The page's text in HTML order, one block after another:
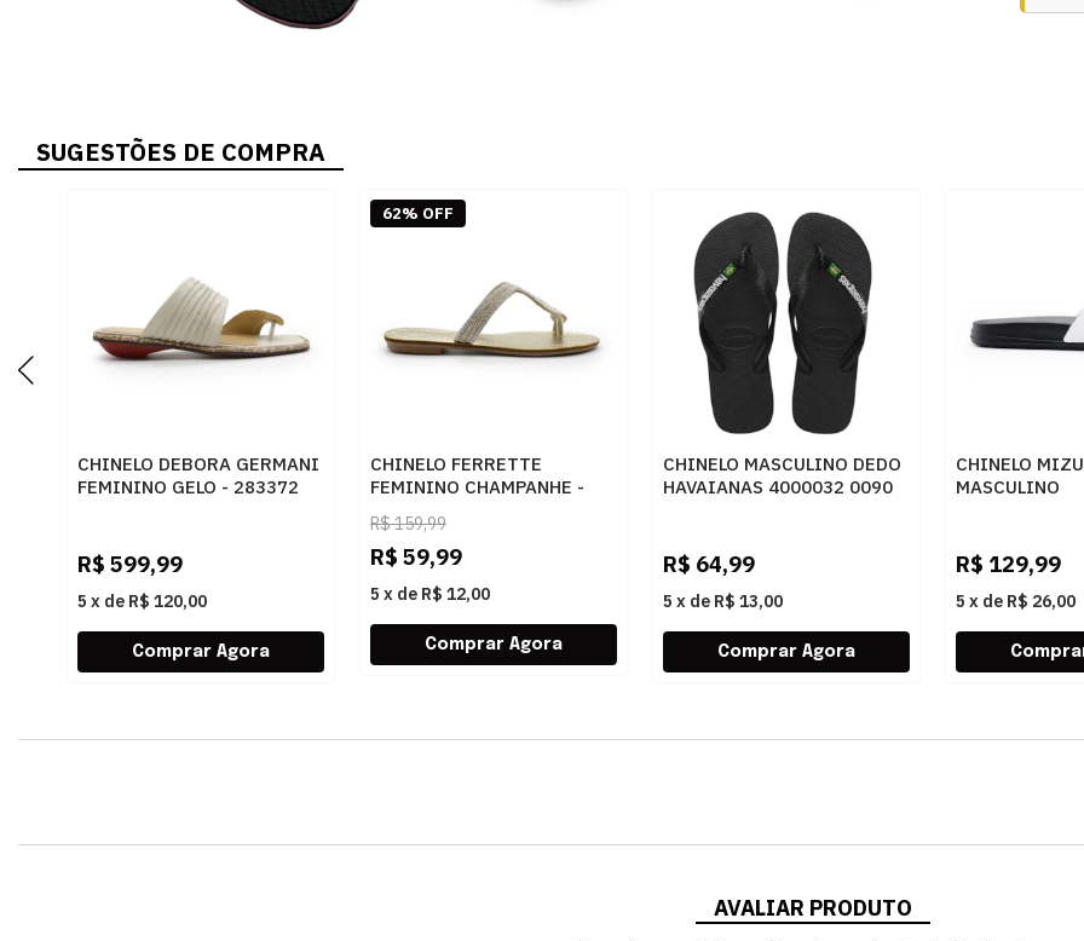
SUGESTÕES DE COMPRA
CHINELO DEBORA GERMANI
FEMININO GELO - 283372
R$ 599,99
5 x de R$ 120,00
CHINELO FERRETTE
FEMININO CHAMPANHE -
283725
R$159,99
R$ 59,99
5 x de R$ 12,00
62% OFF
CHINELO MASCULINO DEDO
HAVAIANAS 4000032 0090
R$ 64,99
5 x de R$ 13,00
CHINELO
MASCULINO
R$ 129,99
5 x de R$ 26,00
AVALIAR PRODUTO